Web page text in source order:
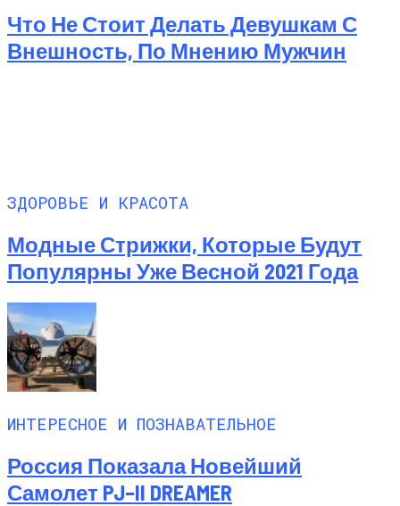
Что Не Стоит Делать Девушкам С
Внешность, По Мнению Мужчин
ЗДОРОВЬЕ И КРАСОТА
Модные Стрижки, Которые Будут
Популярны Уже Весной 2021 Года
ИНТЕРЕСНОЕ И ПОЗНАВАТЕЛЬНОЕ
Россия Показала Новейший
Самолет PJ–II DREAMER